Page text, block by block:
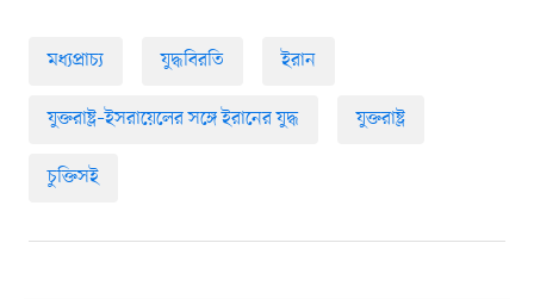
মধ্যপ্রাচ্য যুদ্ধবিরতি ইরান
যুক্তরাষ্ট্র–ইসরায়েলের সঙ্গে ইরানের যুদ্ধ যুক্তরাষ্ট্র
চুক্তিসই